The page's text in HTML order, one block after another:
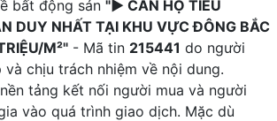
bất động sản "► CĂN HỘ TIÊU
DUY NHẤT TẠI KHU VỰC ĐÔNG BẮC
M²" - Mã tin 215441 do người
chịu trách nhiệm về nội dung.
tảng kết nối người mua và người
vào quá trình giao dịch. Mặc dù